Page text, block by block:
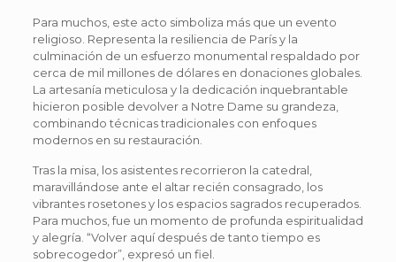
Para muchos, este acto simboliza más que un evento
religioso. Representa la resiliencia de París y la
culminación de un esfuerzo monumental respaldado por
cerca de mil millones de dólares en donaciones globales.
La artesanía meticulosa y la dedicación inquebrantable
hicieron posible devolver a Notre Dame su grandeza,
combinando técnicas tradicionales con enfoques
modernos en su restauración.
Tras la misa, los asistentes recorrieron la catedral,
maravillándose ante el altar recién consagrado, los
vibrantes rosetones y los espacios sagrados recuperados.
Para muchos, fue un momento de profunda espiritualidad
y alegría. “Volver aquí después de tanto tiempo es
sobrecogedor”, expresó un fiel.